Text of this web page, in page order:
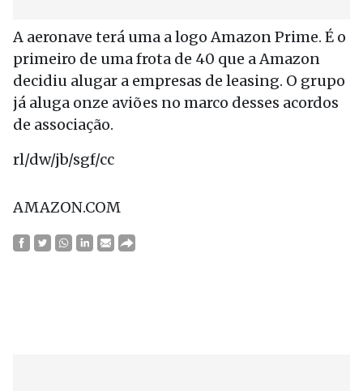
A aeronave terá uma a logo Amazon Prime. É o
primeiro de uma frota de 40 que a Amazon
decidiu alugar a empresas de leasing. O grupo
já aluga onze aviões no marco desses acordos
de associação.
rl/dw/jb/sgf/cc
AMAZON.COM